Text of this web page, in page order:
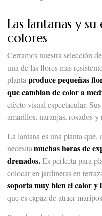
Las lantanas y
colores
Cerramos nuestra selección
una de las flores más
planta produce pequeñas
que cambian de color a
efecto visual espectacular.
amarillos, naranjas, rosados y
La lantana es una planta que,
necesita muchas horas de
drenados.Es perfecta para
colocar en jardineras en
soporta muy bien el calor y
que es capaz de atraer